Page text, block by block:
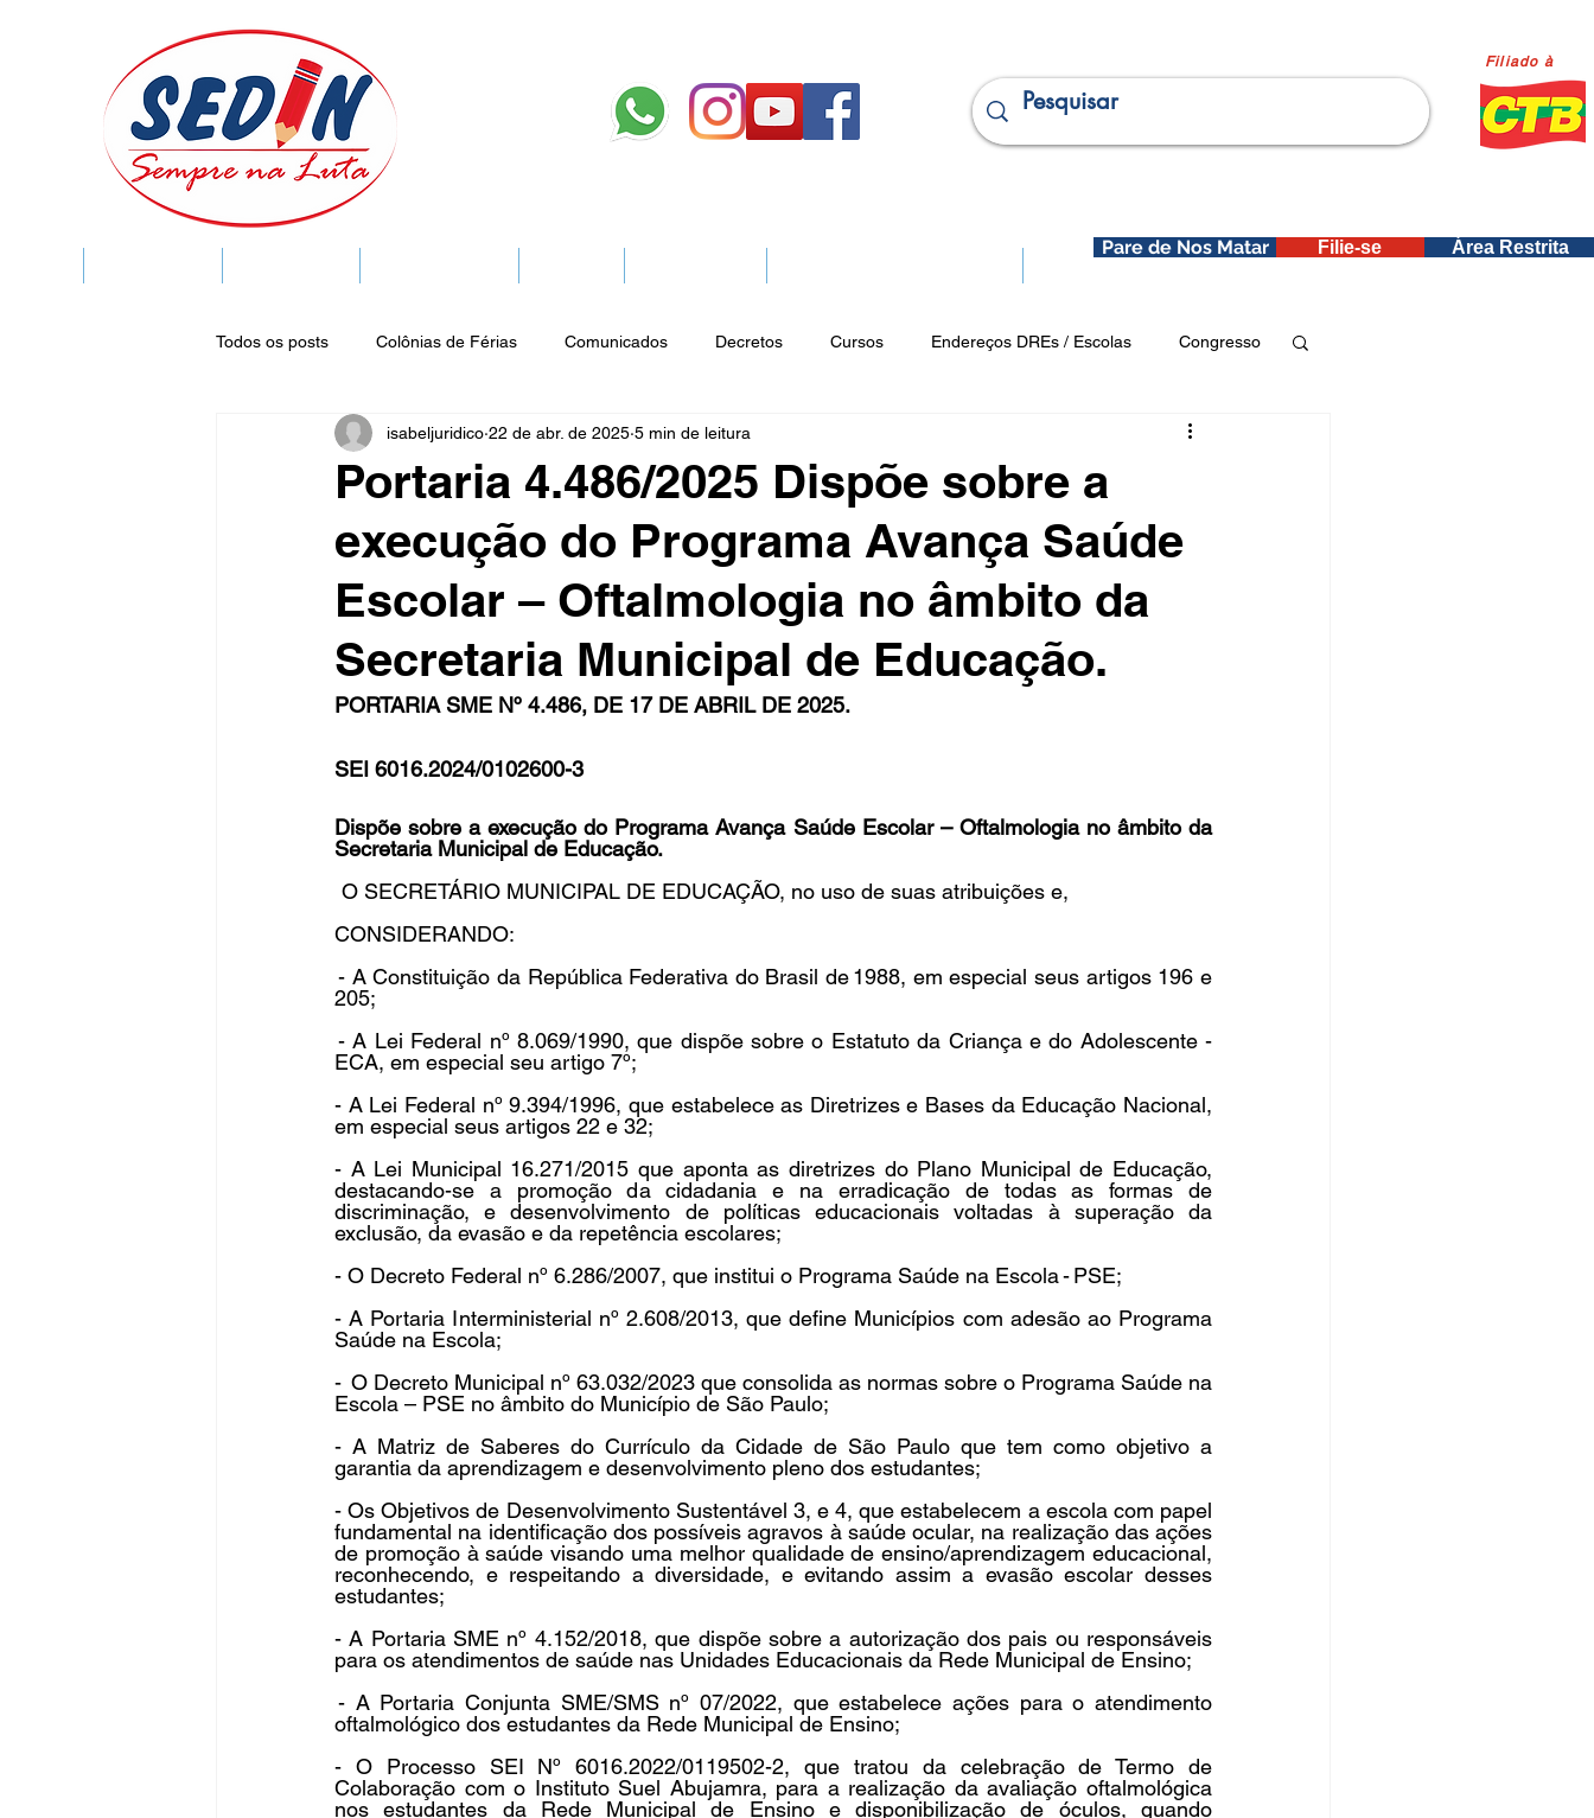
Filiado à
Filie-se
Pare de Nos Matar Área Restrita
Todos os posts Colônias de Férias Comunicados Decretos Cursos Endereços DREs / Escolas Congresso
Legislação Notícias Espaço Cultural Notícias do Jurídico Publicações SEDIN
Publicações do DOC Seminários Vencimentos CRM Publicidade Online Analítica e Dados
Aposentados
Portaria 4.486/2025 Dispõe sobre a
execução do Programa Avança Saúde
Escolar – Oftalmologia no âmbito da
Secretaria Municipal de Educação.
isabeljuridico 22 de abr. de 2025 5 min de leitura
PORTARIA SME Nº 4.486, DE 17 DE ABRIL DE 2025.
SEI 6016.2024/0102600-3
Dispõe sobre a execução do Programa Avança Saúde Escolar – Oftalmologia no âmbito da
Secretaria Municipal de Educação.
O SECRETÁRIO MUNICIPAL DE EDUCAÇÃO, no uso de suas atribuições e,
CONSIDERANDO:
- A Constituição da República Federativa do Brasil de 1988, em especial seus artigos 196 e
205;
- A Lei Federal nº 8.069/1990, que dispõe sobre o Estatuto da Criança e do Adolescente -
ECA, em especial seu artigo 7º;
- A Lei Federal nº 9.394/1996, que estabelece as Diretrizes e Bases da Educação Nacional,
em especial seus artigos 22 e 32;
- A Lei Municipal 16.271/2015 que aponta as diretrizes do Plano Municipal de Educação,
destacando-se a promoção da cidadania e na erradicação de todas as formas de
discriminação, e desenvolvimento de políticas educacionais voltadas à superação da
exclusão, da evasão e da repetência escolares;
- O Decreto Federal nº 6.286/2007, que institui o Programa Saúde na Escola - PSE;
- A Portaria Interministerial nº 2.608/2013, que define Municípios com adesão ao Programa
Saúde na Escola;
-  O Decreto Municipal nº 63.032/2023 que consolida as normas sobre o Programa Saúde na
Escola – PSE no âmbito do Município de São Paulo;
- A Matriz de Saberes do Currículo da Cidade de São Paulo que tem como objetivo a
garantia da aprendizagem e desenvolvimento pleno dos estudantes;
- Os Objetivos de Desenvolvimento Sustentável 3, e 4, que estabelecem a escola com papel
fundamental na identificação dos possíveis agravos à saúde ocular, na realização das ações
de promoção à saúde visando uma melhor qualidade de ensino/aprendizagem educacional,
reconhecendo, e respeitando a diversidade, e evitando assim a evasão escolar desses
estudantes;
- A Portaria SME nº 4.152/2018, que dispõe sobre a autorização dos pais ou responsáveis
para os atendimentos de saúde nas Unidades Educacionais da Rede Municipal de Ensino;
- A Portaria Conjunta SME/SMS nº 07/2022, que estabelece ações para o atendimento
oftalmológico dos estudantes da Rede Municipal de Ensino;
- O Processo SEI Nº 6016.2022/0119502-2, que tratou da celebração de Termo de
Colaboração com o Instituto Suel Abujamra, para a realização da avaliação oftalmológica
nos estudantes da Rede Municipal de Ensino e disponibilização de óculos, quando